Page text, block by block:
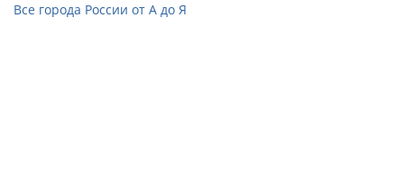
Все города России от А до Я